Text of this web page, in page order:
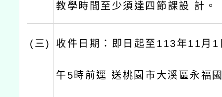
教學時間至少須達四節課設 計。
(三) 收件日期：即日起至113年11月
午5時前逕 送桃園市大溪區永福